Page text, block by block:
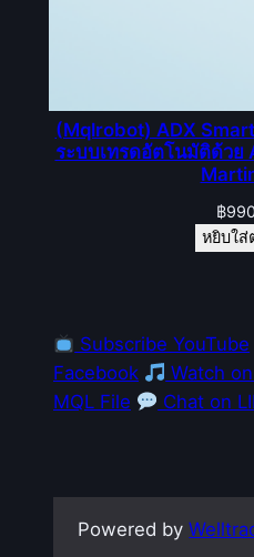
(Mqlrobot) ADX
ระบบเทรดอัตโนมัติด้วย
฿
หยิบใส่
Subscribe YouTube
Facebook
Watch
MQL File
Chat on
Powered by